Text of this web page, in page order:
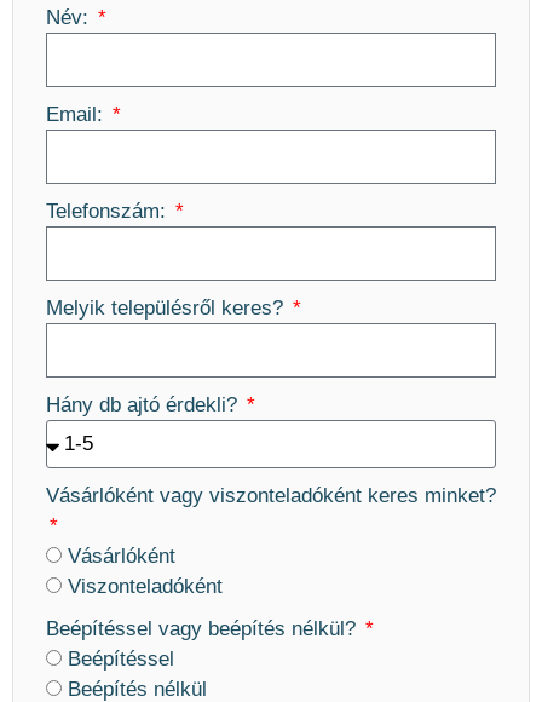
Név:
Email:
Telefonszám:
Melyik településről keres?
Hány db ajtó érdekli?
Vásárlóként vagy viszonteladóként keres minket?
Vásárlóként
Viszonteladóként
Beépítéssel vagy beépítés nélkül?
Beépítéssel
Beépítés nélkül